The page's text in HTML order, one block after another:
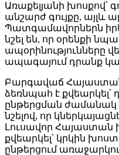
Առաքելյանի խոսքով՝
անշարժ գույքը, այլև
Պատգամավորներն
նշել են, որ օրենքի
ապօրինությունները
ապագայում դրանք
Բարգավաճ Հայաստան
ձեռնպահ է քվեարկել՝
ընթերցման ժամանակ
նշելով, որ
Լուսավոր Հայաստան
քվեարկել՝ կրկին
ընթերցում